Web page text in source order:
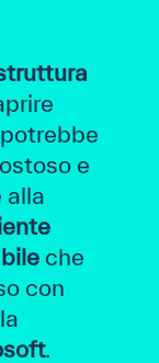
e
alla
che
con
.